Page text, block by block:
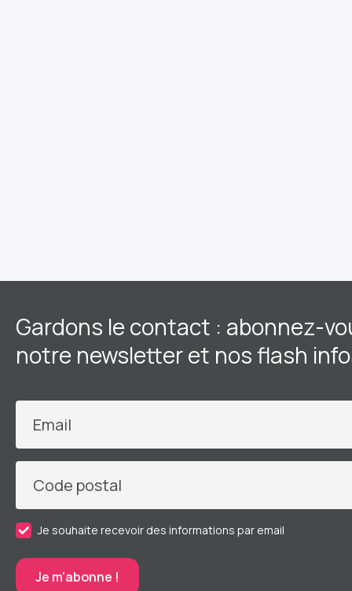
Gardons le contact : abonnez-
notre newsletter et nos flash
Email
Code postal
Je souhaite recevoir des informations par email